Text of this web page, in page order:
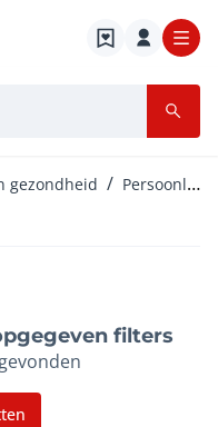
gezondheid Persoonlijke verzorging
filters